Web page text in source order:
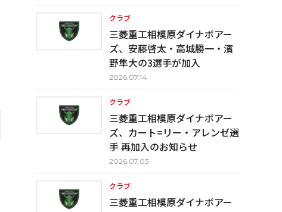
クラブ
三菱重工相模原ダイナボアー
ズ、安藤啓太・高城勝一・濱
野隼大の3選手が加入
2026.07.14
クラブ
三菱重工相模原ダイナボアー
ズ、カート=リー・アレンゼ選
手 再加入のお知らせ
2026.07.03
クラブ
三菱重工相模原ダイナボアー